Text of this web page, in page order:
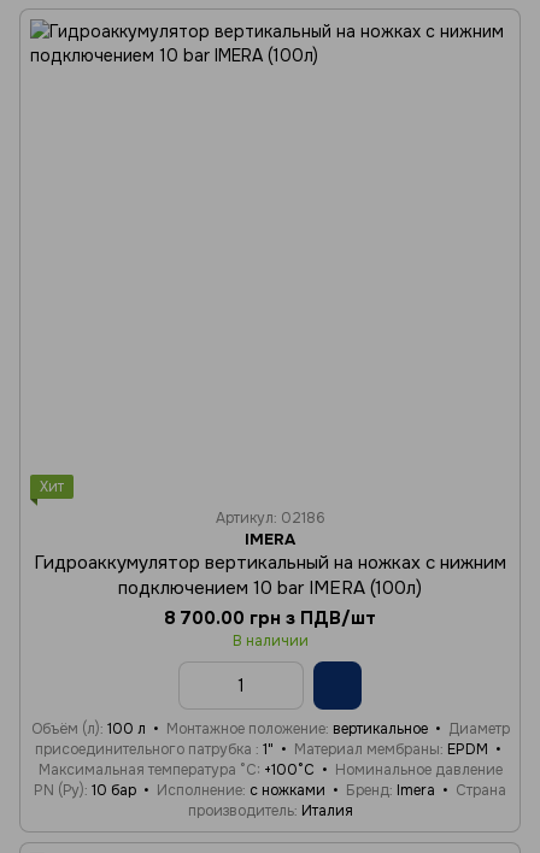
Хит
Артикул: 02186
IMERA
Гидроаккумулятор вертикальный на ножках с нижним
подключением 10 bar IMERA (100л)
8 700.00 грн з ПДВ/шт
В наличии
Объём (л) 100 л Монтажное положение вертикальное
Диаметр
присоединительного патрубка
1" Материал мембраны EPDM
Максимальная температура °C +100°C
Номинальное давление
PN (Ру) 10 бар Исполнение с ножками Бренд Imera
Страна
производитель Италия